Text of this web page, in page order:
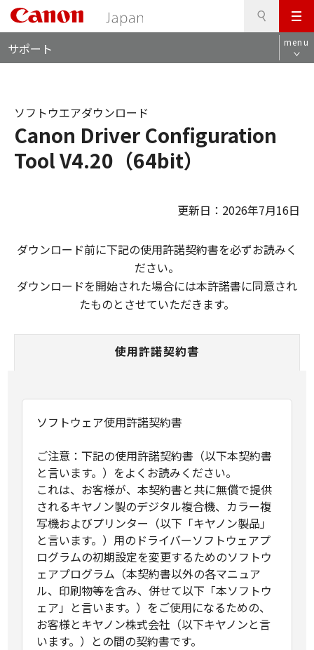
メ
ニ
ュ
サポート menu
Canon Driver Configuration
Tool V4.20（64bit）
ソフトウエアダウンロード
更新日：2026年7月16日
ダウンロード前に下記の使用許諾契約書を必ずお読みく
ださい。
ダウンロードを開始された場合には本許諾書に同意され
たものとさせていただきます。
使用許諾契約書
ソフトウェア使用許諾契約書
ご注意：下記の使用許諾契約書（以下本契約書
と言います。）をよくお読みください。
これは、お客様が、本契約書と共に無償で提供
されるキヤノン製のデジタル複合機、カラー複
写機およびプリンター（以下「キヤノン製品」
と言います。）用のドライバーソフトウェアプ
ログラムの初期設定を変更するためのソフトウ
ェアプログラム（本契約書以外の各マニュア
ル、印刷物等を含み、併せて以下「本ソフトウ
ェア」と言います。）をご使用になるための、
お客様とキヤノン株式会社（以下キヤノンと言
います。）との間の契約書です。